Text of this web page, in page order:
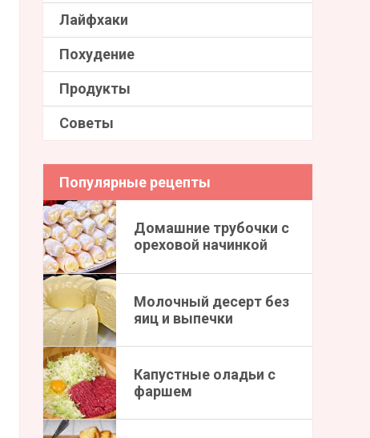
Лайфхаки
Похудение
Продукты
Советы
Популярные рецепты
Домашние трубочки с
ореховой начинкой
Молочный десерт без
яиц и выпечки
Капустные оладьи с
фаршем